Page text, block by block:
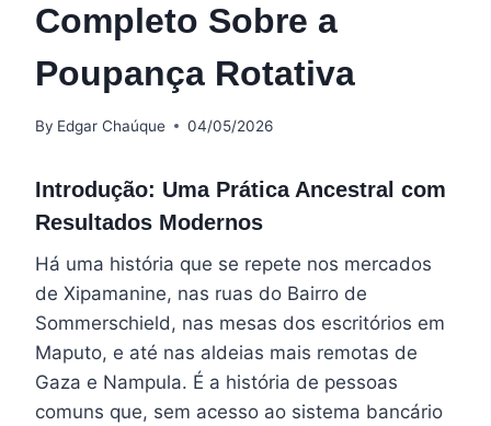
Completo Sobre a
Poupança Rotativa
By Edgar Chaúque 04/05/2026
Introdução: Uma Prática Ancestral com
Resultados Modernos
Há uma história que se repete nos mercados
de Xipamanine, nas ruas do Bairro de
Sommerschield, nas mesas dos escritórios em
Maputo, e até nas aldeias mais remotas de
Gaza e Nampula. É a história de pessoas
comuns que, sem acesso ao sistema bancário